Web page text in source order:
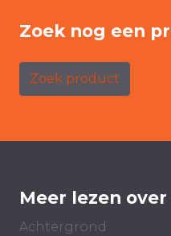
Zoek nog een
Zoek product
Meer lezen
Achtergrond